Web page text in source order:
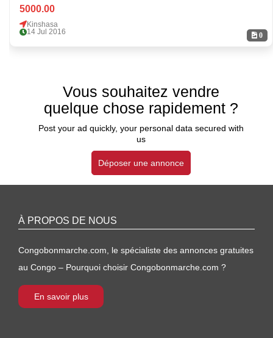
0
5000.00
Kinshasa
14 Jul 2016
Vous souhaitez vendre
quelque chose rapidement ?
Post your ad quickly, your personal data secured with
us
Déposer une annonce
À PROPOS DE NOUS
Congobonmarche.com, le spécialiste des annonces gratuites
au Congo – Pourquoi choisir Congobonmarche.com ?
En savoir plus